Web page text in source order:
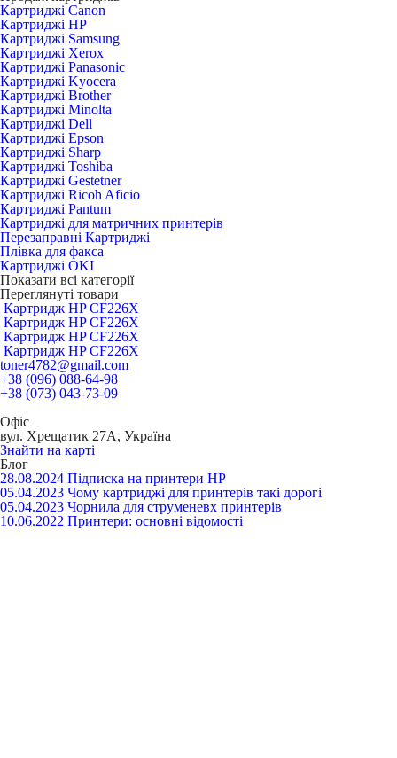
Картриджі Canon
Картриджі HP
Картриджі Samsung
Картриджі Xerox
Картриджі Panasonic
Картриджі Kyocera
Картриджі Brother
Картриджі Minolta
Картриджі Dell
Картриджі Epson
Картриджі Sharp
Картриджі Toshiba
Картриджі Gestetner
Картриджі Ricoh Aficio
Картриджі Pantum
Картриджі для матричних принтерів
Перезаправні Картриджі
Плівка для факса
Картриджі OKI
Показати всі категорії
Переглянуті товари
Картридж HP CF226X
Картридж HP CF226X
Картридж HP CF226X
Картридж HP CF226X
toner4782@gmail.com
+38 (096) 088-64-98
+38 (073) 043-73-09
Офіс
вул. Хрещатик 27А, Україна
Знайти на карті
Блог
28.08.2024 Підписка на принтери HP
05.04.2023 Чому картриджі для принтерів такі дорогі
05.04.2023 Чорнила для струменевх принтерів
10.06.2022 Принтери: основні відомості